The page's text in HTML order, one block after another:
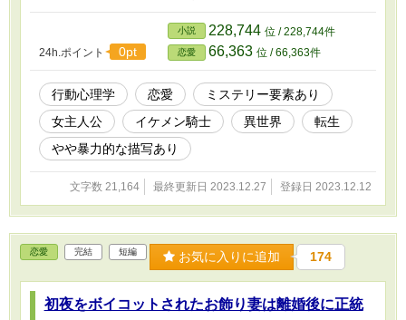
老人」 元軍人の老人が殺害された。偽名を使い、過去を隠して生
きてきた老人の背負っていた決して赦されぬ罪が明らかになる。
後宮で起こった毒殺事件を解決した、『第二側妃様付きの侍女は嘘
を見抜く～転生した元プロファイラーは行動心理学でチートしなが
ら悪を暴く』の侍女＆騎士様ペアのその後の短編×３話。 無事に婚
約した二人が新たな事件を解決していきます。 この話だけでも大
丈夫ですが、できましたら前作より読んでいただけるとよりわかり
やすいかと思います。 もう侍女ではなくなってしまい、看板に偽
りありになってしまいますが、同じ主人公のためタイトルはそのま
ま使いました。
24h.ポイント 0pt
小説 228,744 位 / 228,744件
恋愛 66,363 位 / 66,363件
行動心理学 恋愛
ミステリー要素あり
女主人公
イケメン騎士 異世界
転生
やや暴力的な描写あり
文字数 21,164 最終更新日 2023.12.27 登録日 2023.12.12
恋愛 完結 短編 お気に入りに追加 174
初夜をボイコットされたお飾り妻は離婚後に正統